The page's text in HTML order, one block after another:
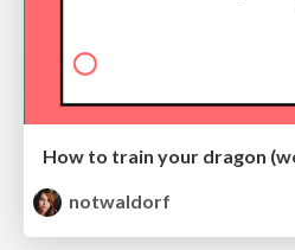
How to train your dragon
notwaldorf